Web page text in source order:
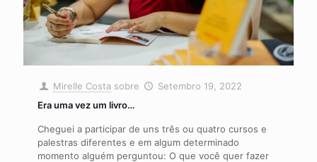
Mirelle Costa sobre
Setembro 19, 2022
Era uma vez um livro…
Cheguei a participar de uns três ou quatro cursos e
palestras diferentes e em algum determinado
momento alguém perguntou: O que você quer fazer